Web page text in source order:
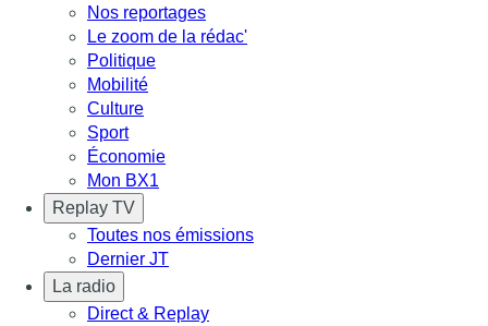
Nos reportages
Le zoom de la rédac'
Politique
Mobilité
Culture
Sport
Économie
Mon BX1
Replay TV
Toutes nos émissions
Dernier JT
La radio
Direct & Replay